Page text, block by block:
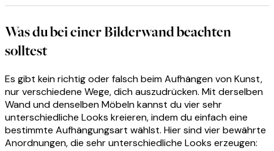
Was du bei einer Bilderwand beachten
solltest
Es gibt kein richtig oder falsch beim Aufhängen von Kunst,
nur verschiedene Wege, dich auszudrücken. Mit derselben
Wand und denselben Möbeln kannst du vier sehr
unterschiedliche Looks kreieren, indem du einfach eine
bestimmte Aufhängungsart wählst. Hier sind vier bewährte
Anordnungen, die sehr unterschiedliche Looks erzeugen: